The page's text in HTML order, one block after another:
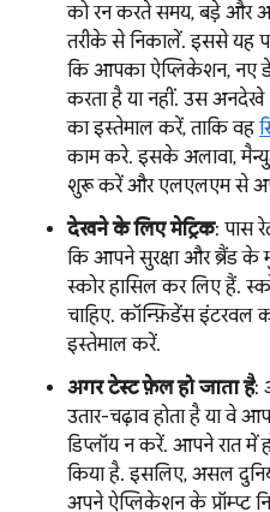
को रन करते समय, बड़े और
तरीके से निकालें. इससे यह
कि आपका ऐप्लिकेशन, नए
करता है या नहीं. उस
का इस्तेमाल करें, ताकि वह
काम करे. इसके अलावा,
शुरू करें और एलएलएम से
देखने के लिए मेट्रिक: पास
कि आपने सुरक्षा और ब्रैंड के
स्कोर हासिल कर लिए हैं.
चाहिए. कॉन्फ़िडेंस इंटरवल
इस्तेमाल करें.
अगर टेस्ट फ़ेल हो जाता है:
उतार-चढ़ाव होता है या वे
डिप्लॉय न करें. आपने रात
किया है. इसलिए, असल
अपने ऐप्लिकेशन के प्रॉम्प्ट